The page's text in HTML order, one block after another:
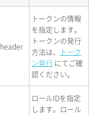
header
トークンの情報
を指定します。
トークンの発行
方法は、
トーク
ン発行 にてご確
認ください。
ロールIDを指定
します。ロール